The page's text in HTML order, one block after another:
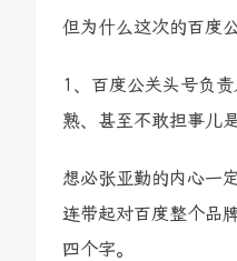
但为什么这次的百度
1、百度公关头号负
熟、甚至不敢担事儿
想必张亚勤的内心一
连带起对百度整个品
四个字。